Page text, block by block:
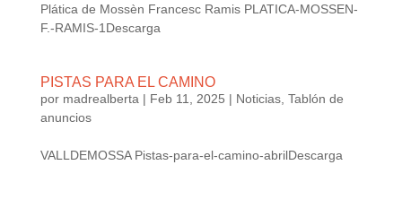
Plática de Mossèn Francesc Ramis PLATICA-MOSSEN-
F.-RAMIS-1Descarga
PISTAS PARA EL CAMINO
por madrealberta | Feb 11, 2025 | Noticias, Tablón de
anuncios
VALLDEMOSSA Pistas-para-el-camino-abrilDescarga